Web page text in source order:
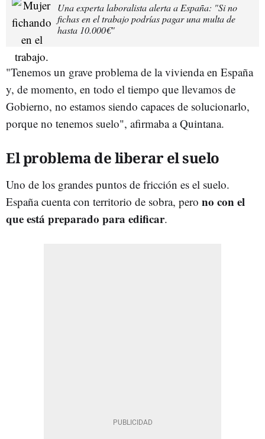
Una experta laboralista alerta a España: "Si no
fichas en el trabajo podrías pagar una multa de
hasta 10.000€"
"Tenemos un grave problema de la vivienda en España
y, de momento, en todo el tiempo que llevamos de
Gobierno, no estamos siendo capaces de solucionarlo,
porque no tenemos suelo", afirmaba a Quintana.
El problema de liberar el suelo
Uno de los grandes puntos de fricción es el suelo.
España cuenta con territorio de sobra, pero no con el
que está preparado para edificar.